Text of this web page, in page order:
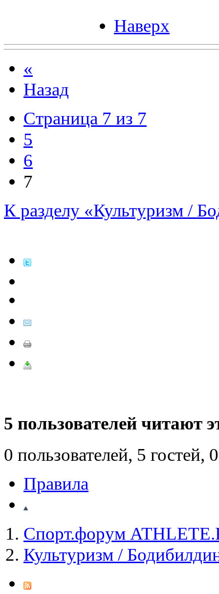
Наверх
«
Назад
Страница 7 из 7
5
6
7
К разделу «Культуризм /
5 пользователей читают
0 пользователей, 5 гостей,
Правила
Спорт.форум
Культуризм /